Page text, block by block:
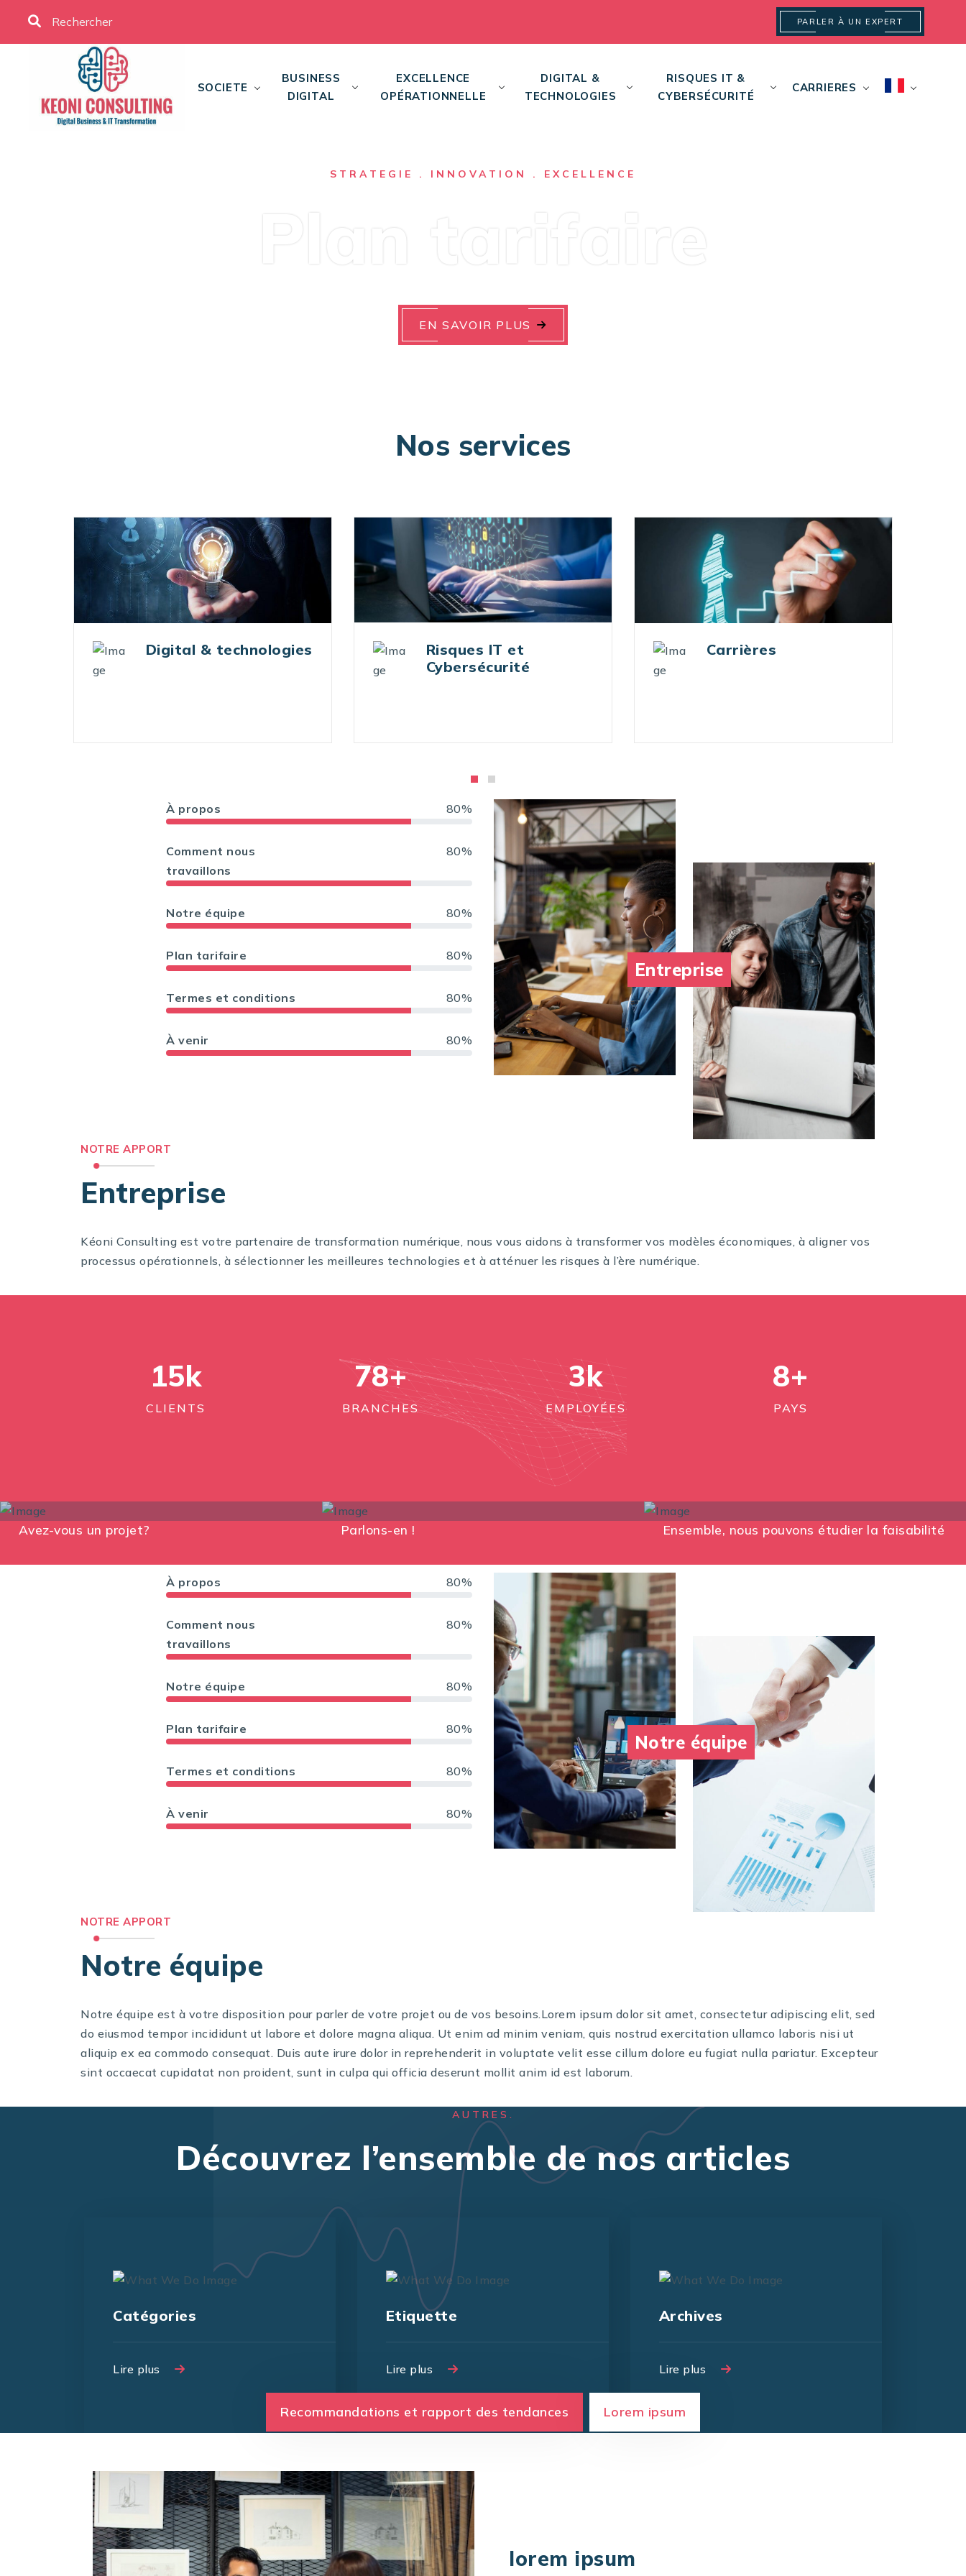
PARLER À UN EXPERT
SOCIETE
BUSINESS
DIGITAL
EXCELLENCE
OPÉRATIONNELLE
DIGITAL &
TECHNOLOGIES
RISQUES IT &
CYBERSÉCURITÉ
CARRIERES
STRATEGIE . INNOVATION . EXCELLENCE
Plan tarifaire
EN SAVOIR PLUS
Nos services
Risques IT et
Carrières Business digital
À propos 80%
Comment nous
travaillons
80%
Notre équipe 80%
Plan tarifaire 80%
Termes et conditions 80%
À venir 80%
Entreprise
NOTRE APPORT
Entreprise
Kéoni Consulting est votre partenaire de transformation numérique, nous vous aidons à transformer vos modèles économiques, à aligner vos
processus opérationnels, à sélectionner les meilleures technologies et à atténuer les risques à l’ère numérique.
15k
CLIENTS
78+
BRANCHES
3k
EMPLOYÉES
8+
PAYS
Avez-vous un projet? Parlons-en ! Ensemble, nous pouvons étudier la faisabilité
À propos 80%
Comment nous
travaillons
80%
Notre équipe 80%
Plan tarifaire 80%
Termes et conditions 80%
À venir 80%
Notre équipe
NOTRE APPORT
Notre équipe
Notre équipe est à votre disposition pour parler de votre projet ou de vos besoins.Lorem ipsum dolor sit amet, consectetur adipiscing elit, sed
do eiusmod tempor incididunt ut labore et dolore magna aliqua. Ut enim ad minim veniam, quis nostrud exercitation ullamco laboris nisi ut
aliquip ex ea commodo consequat. Duis aute irure dolor in reprehenderit in voluptate velit esse cillum dolore eu fugiat nulla pariatur. Excepteur
sint occaecat cupidatat non proident, sunt in culpa qui officia deserunt mollit anim id est laborum.
AUTRES.
Découvrez l’ensemble de nos articles
Catégories
Lire plus
Etiquette
Lire plus
Archives
Lire plus
Recommandations et rapport des tendances Lorem ipsum
lorem ipsum